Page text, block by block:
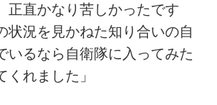
正直かなり苦しかったです
状況を見かねた知り合いの自
いるなら自衛隊に入ってみた
くれました」